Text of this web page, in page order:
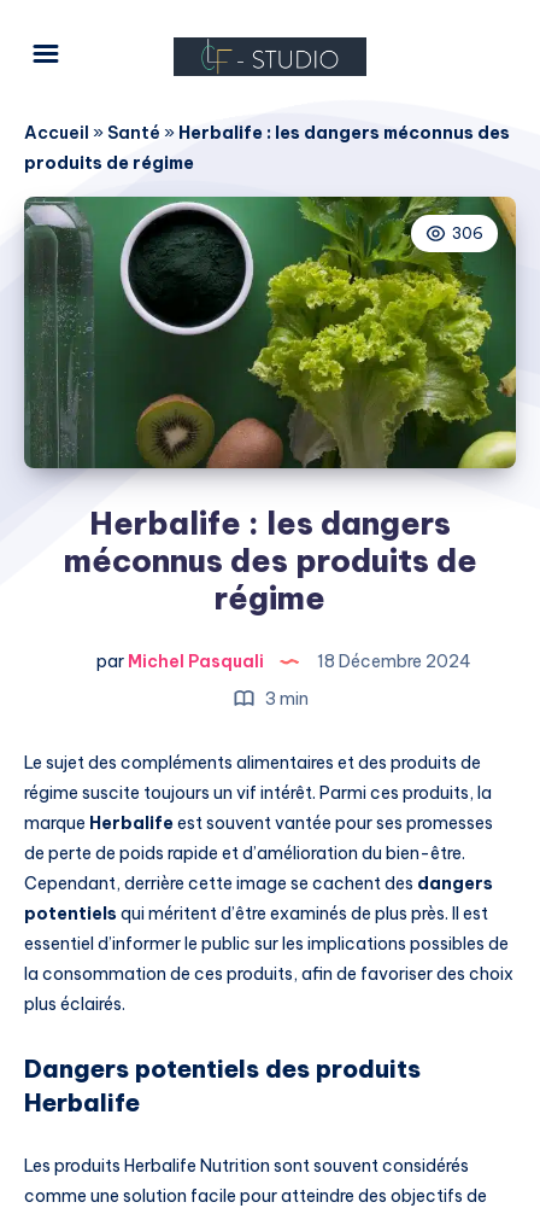
Accueil » Santé » Herbalife : les dangers méconnus des
produits de régime
306
Herbalife : les dangers
méconnus des produits de
régime
par Michel Pasquali
18 Décembre 2024
3 min
Le sujet des compléments alimentaires et des produits de
régime suscite toujours un vif intérêt. Parmi ces produits, la
marque Herbalifeest souvent vantée pour ses promesses
de perte de poids rapide et d’amélioration du bien-être.
Cependant, derrière cette image se cachent des dangers
potentiels qui méritent d’être examinés de plus près. Il est
essentiel d’informer le public sur les implications possibles de
la consommation de ces produits, afin de favoriser des choix
plus éclairés.
Dangers potentiels des produits
Herbalife
Les produits Herbalife Nutrition sont souvent considérés
comme une solution facile pour atteindre des objectifs de